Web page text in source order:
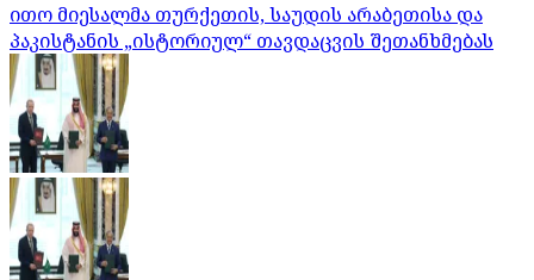
ითო მიესალმა თურქეთის, საუდის არაბეთისა და
პაკისტანის „ისტორიულ“ თავდაცვის შეთანხმებას